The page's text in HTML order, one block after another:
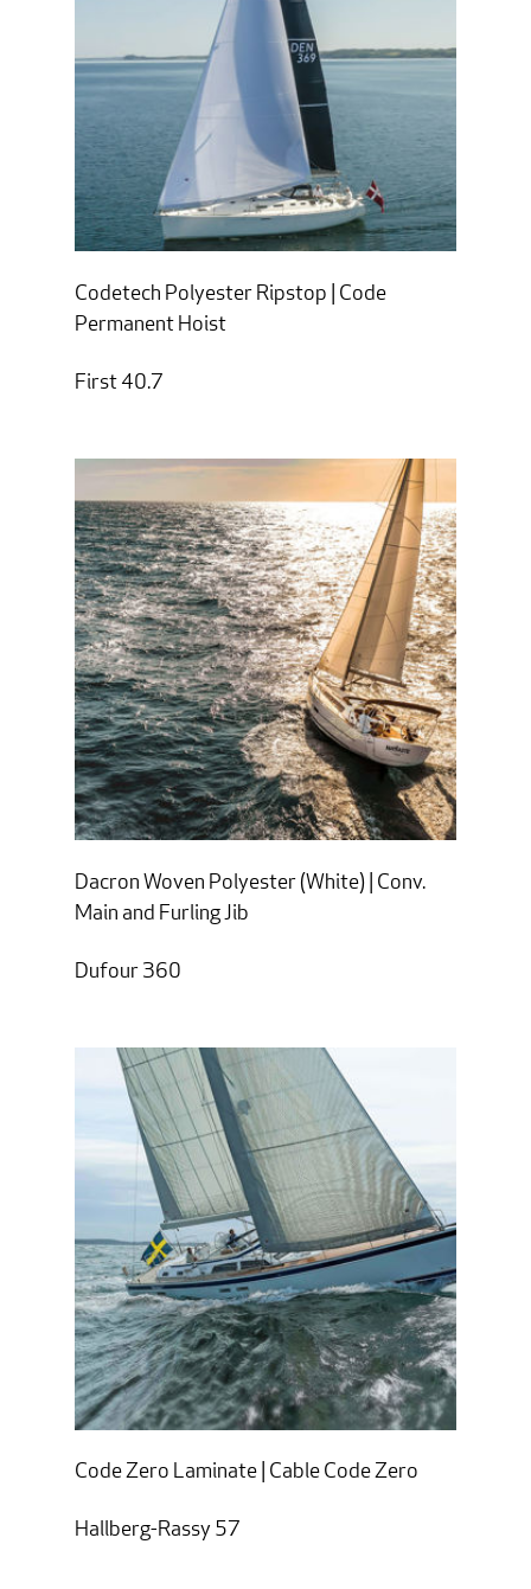
Codetech Polyester Ripstop | Code
Permanent Hoist
First 40.7
Dacron Woven Polyester (White) | Conv.
Main and Furling Jib
Dufour 360
Code Zero Laminate | Cable Code Zero
Hallberg-Rassy 57